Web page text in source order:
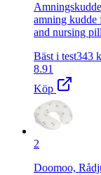
amning kudde
and nursing
Bäst i test343
8.91
Köp
2
Doomoo,